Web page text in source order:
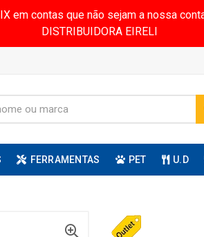
em contas que não sejam a nossa
DISTRIBUIDORA EIRELI
FERRAMENTAS PET U.D